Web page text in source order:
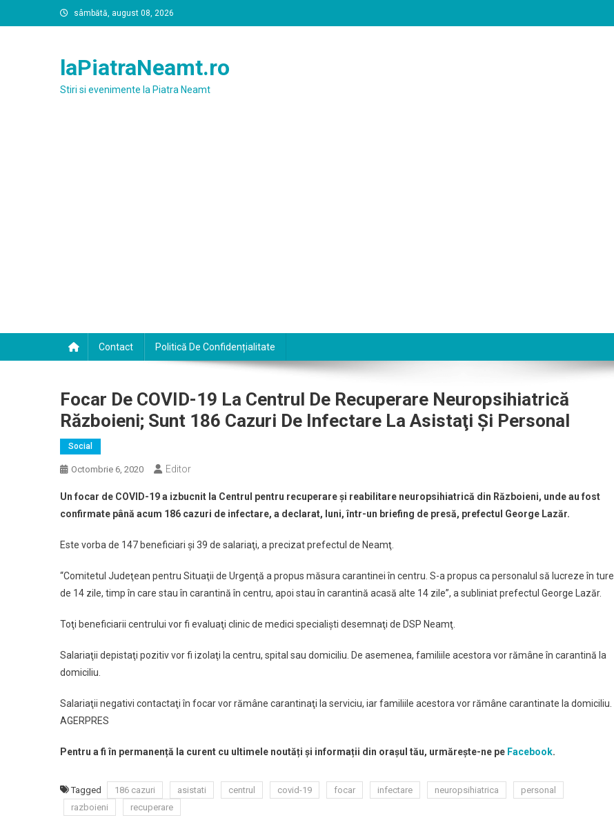
to
sâmbătă, august 08, 2026
laPiatraNeamt.ro
Stiri si evenimente la Piatra Neamt
Contact Politică De Confidențialitate
Focar De COVID-19 La Centrul De Recuperare Neuropsihiatrică
Războieni; Sunt 186 Cazuri De Infectare La Asistaţi Şi Personal
Social
Octombrie 6, 2020 Editor
Un focar de COVID-19 a izbucnit la Centrul pentru recuperare şi reabilitare neuropsihiatrică din Războieni, unde au fost
confirmate până acum 186 cazuri de infectare, a declarat, luni, într-un briefing de presă, prefectul George Lazăr.
Este vorba de 147 beneficiari şi 39 de salariaţi, a precizat prefectul de Neamţ.
“Comitetul Judeţean pentru Situaţii de Urgenţă a propus măsura carantinei în centru. S-a propus ca personalul să lucreze în ture
de 14 zile, timp în care stau în carantină în centru, apoi stau în carantină acasă alte 14 zile”, a subliniat prefectul George Lazăr.
Toţi beneficiarii centrului vor fi evaluaţi clinic de medici specialişti desemnaţi de DSP Neamţ.
Salariaţii depistaţi pozitiv vor fi izolaţi la centru, spital sau domiciliu. De asemenea, familiile acestora vor rămâne în carantină la
domiciliu.
Salariaţii negativi contactaţi în focar vor rămâne carantinaţi la serviciu, iar familiile acestora vor rămâne carantinate la domiciliu.
AGERPRES
Pentru a fi în permanență la curent cu ultimele noutăți și informații din orașul tău, urmărește-ne pe Facebook.
Tagged 186 cazuri asistati centrul covid-19 focar infectare neuropsihiatrica
personal
razboieni
recuperare